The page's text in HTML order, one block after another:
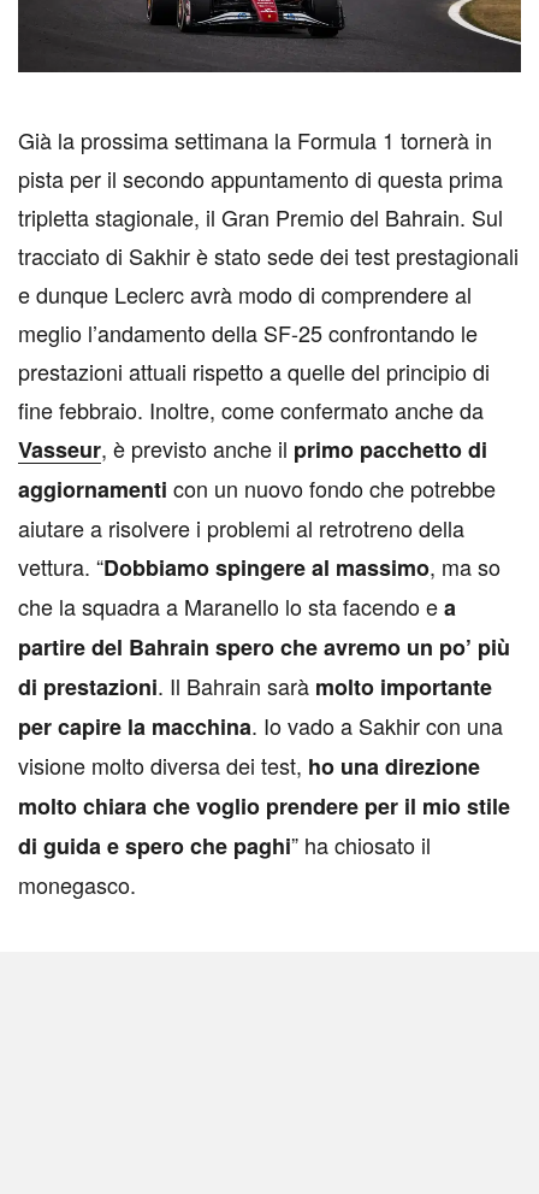
Già la prossima settimana la Formula 1 tornerà in
pista per il secondo appuntamento di questa prima
tripletta stagionale, il Gran Premio del Bahrain. Sul
tracciato di Sakhir è stato sede dei test prestagionali
e dunque Leclerc avrà modo di comprendere al
meglio l’andamento della SF-25 confrontando le
prestazioni attuali rispetto a quelle del principio di
fine febbraio. Inoltre, come confermato anche da
Vasseur, è previsto anche il primo pacchetto di
aggiornamenti con un nuovo fondo che potrebbe
aiutare a risolvere i problemi al retrotreno della
vettura. “Dobbiamo spingere al massimo, ma so
che la squadra a Maranello lo sta facendo ea
partire del Bahrain spero che avremo un po’ più
di prestazioni. Il Bahrain sarà molto importante
per capire la macchina. Io vado a Sakhir con una
visione molto diversa dei test, ho una direzione
molto chiara che voglio prendere per il mio stile
di guida e spero che paghi” ha chiosato il
monegasco.